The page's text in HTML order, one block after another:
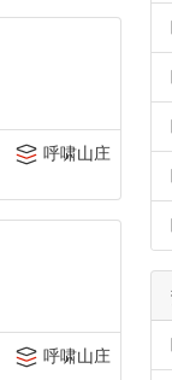
呼啸山庄
呼啸山庄